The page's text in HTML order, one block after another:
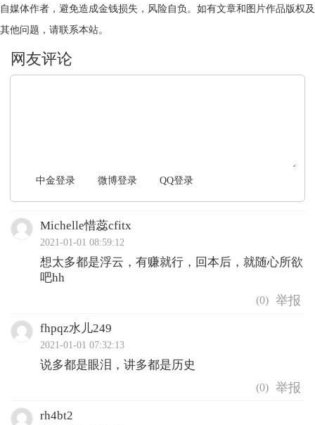
自媒体作者，避免造成金钱损失，风险自负。如有文章和图片作品版权及
其他问题，请联系本站。
中金登录 微博登录 QQ登录
Michelle惜蕊cfitx
2021-01-01 08:59:12
想太多都是浮云，有赚就行，回本后，就随心所欲
吧hh
(0)
fhpqz水儿249
2021-01-01 07:32:13
说多都是眼泪，讲多都是历史
(0)
rh4bt2